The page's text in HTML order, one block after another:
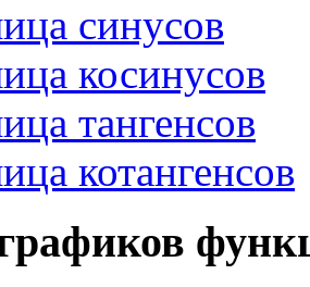
синусов
косинусов
тангенсов
котангенсов